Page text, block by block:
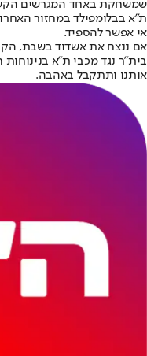
שמשחקת באחד המגרשים
ת״א בבלומפילד במחזור
אי אפשר להספיד.
אם ננצח את אשדוד בשבת,
בית"ר נגד מכבי ת״א
אותנו ותתקבל באהבה.